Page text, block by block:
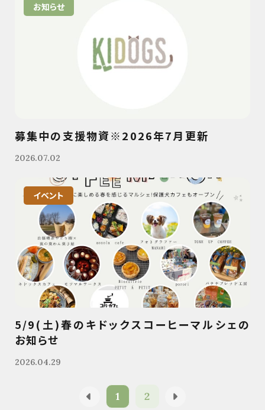
お知らせ
募集中の支援物資※2026年7月更新
2026.07.02
イベント
5/9(土)春のキドックスコーヒーマルシェの
お知らせ
2026.04.29
1 2